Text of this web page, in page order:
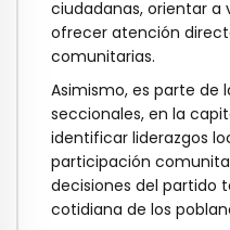
ciudadanas, orientar a
ofrecer atención
comunitarias.
Asimismo, es parte de
seccionales, en la
identificar liderazgos
participación
decisiones del partido
cotidiana de los